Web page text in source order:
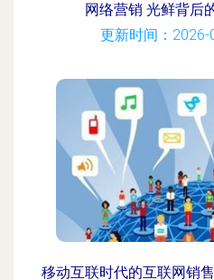
网络营销 光鲜背后
更新时间：2026-
移动互联时代的互联网销